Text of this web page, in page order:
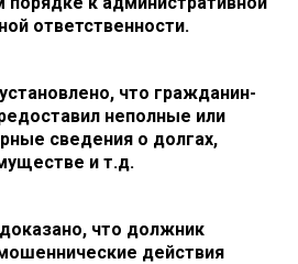
ответственности.
что гражданин-
неполные или
сведения о долгах,
и т.д.
что должник
действия